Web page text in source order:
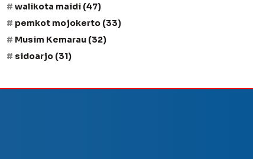
walikota maidi (47)
pemkot mojokerto (33)
Musim Kemarau (32)
sidoarjo (31)